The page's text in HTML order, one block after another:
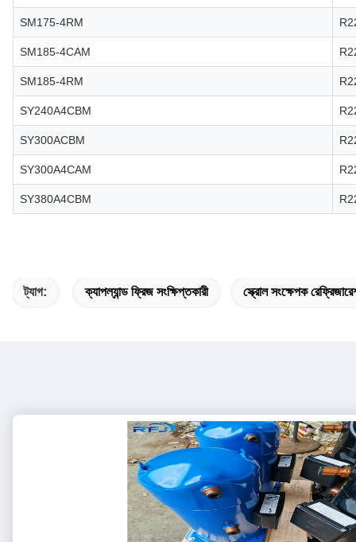
SM175-4RM
SM185-4CAM
SM185-4RM
SY240A4CBM
SY300ACBM
SY300A4CAM
SY380A4CBM
ট্যাগ: ক্যাপল্যান্ড ফ্রিজ সংক্ষিপ্তকারী স্ক্রোল সংক্ষেপক